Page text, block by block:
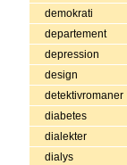
demokrati
departement
depression
design
detektivromaner
diabetes
dialekter
dialys